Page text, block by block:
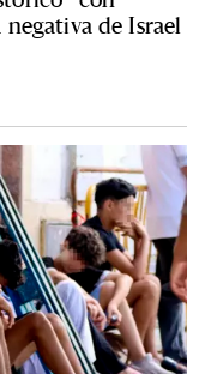
negativa de Israel